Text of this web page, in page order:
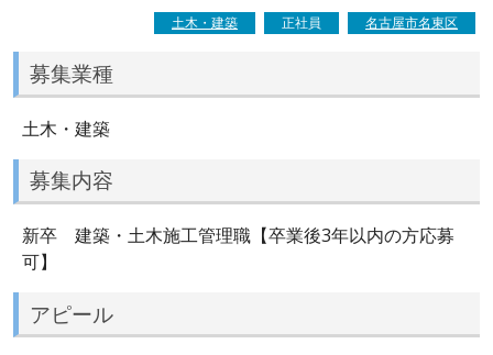
土木・建築 正社員 名古屋市名東区
募集業種
土木・建築
募集内容
新卒 建築・土木施工管理職【卒業後3年以内の方応募
可】
アピール